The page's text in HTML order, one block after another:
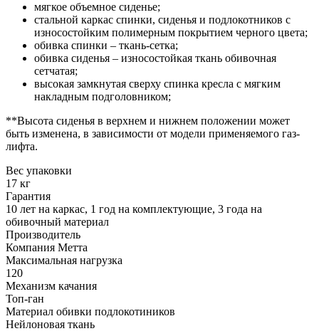
мягкое объемное сиденье;
стальной каркас спинки, сиденья и подлокотников с
износостойким полимерным покрытием черного цвета;
обивка спинки – ткань-сетка;
обивка сиденья – износостойкая ткань обивочная
сетчатая;
высокая замкнутая сверху спинка кресла с мягким
накладным подголовником;
**Высота сиденья в верхнем и нижнем положении может
быть изменена, в зависимости от модели применяемого газ-
лифта.
Вес упаковки
17 кг
Гарантия
10 лет на каркас, 1 год на комплектующие, 3 года на
обивочный материал
Производитель
Компания Метта
Максимальная нагрузка
120
Механизм качания
Топ-ган
Материал обивки подлокотиников
Нейлоновая ткань